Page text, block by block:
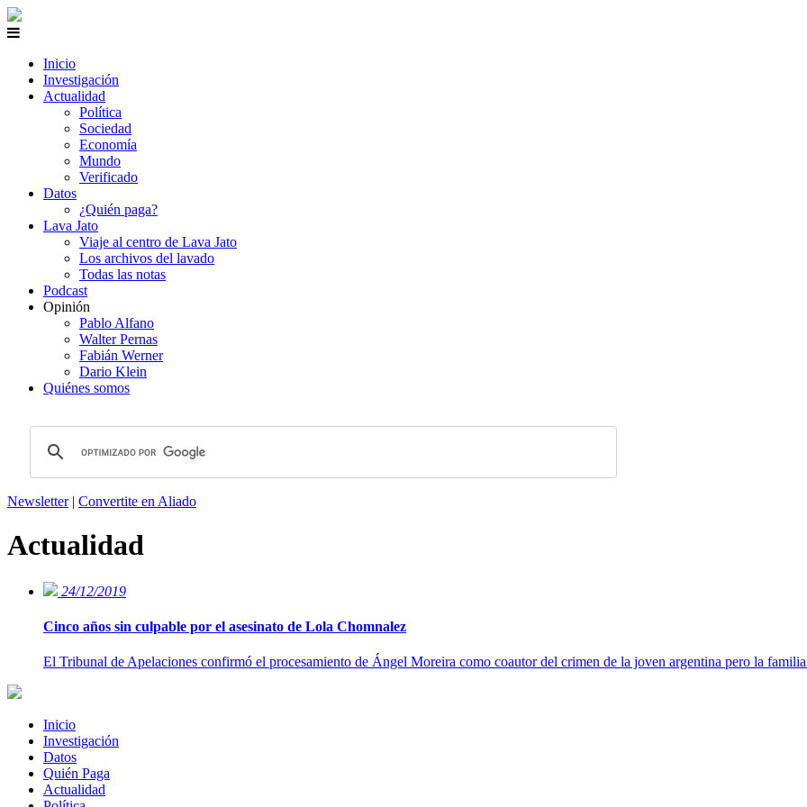
Inicio
Investigación
Actualidad
Política
Sociedad
Economía
Mundo
Verificado
Datos
¿Quién paga?
Lava Jato
Viaje al centro de Lava Jato
Los archivos del lavado
Todas las notas
Podcast
Opinión
Pablo Alfano
Walter Pernas
Fabián Werner
Dario Klein
Quiénes somos
Newsletter| Convertite en Aliado
Actualidad
24/12/2019
Cinco años sin culpable por el asesinato de Lola Chomnalez
El Tribunal de Apelaciones confirmó el procesamiento de Ángel Moreira como coautor del crimen de la joven argentina pero la
Inicio
Investigación
Datos
Quién Paga
Actualidad